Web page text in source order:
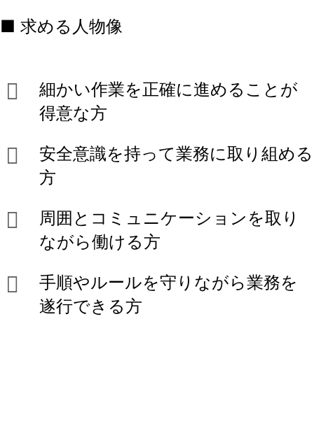
■ 求める人物像
細かい作業を正確に進めることが
得意な方
安全意識を持って業務に取り組める
方
周囲とコミュニケーションを取り
ながら働ける方
手順やルールを守りながら業務を
遂行できる方